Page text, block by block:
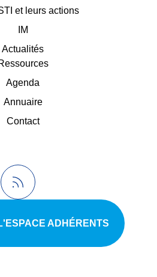
et leurs actions
IM
Actualités
Agenda
Annuaire
Contact
ADHÉRENTS